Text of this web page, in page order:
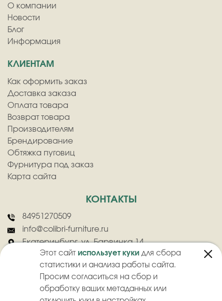
Этот сайт использует куки для сбора
статистики и анализа работы сайта.
Просим согласиться на сбор и
обработку ваших метаданных или
О компании
Новости
Блог
Информация
КЛИЕНТАМ
Как оформить заказ
Доставка заказа
Оплата товара
Возврат товара
Производителям
Брендирование
Обтяжка пуговиц
Фурнитура под заказ
Карта сайта
КОНТАКТЫ
84951270509
info@colibri-furniture.ru
Екатеринбург, ул. Барвинка 14